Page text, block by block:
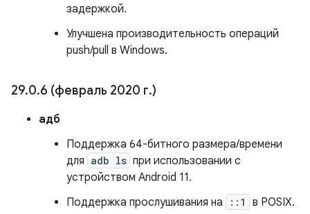
задержкой.
Улучшена производительность операций
push/pull в Windows.
29.0.6 (февраль 2020 г.)
адб
Поддержка 64-битного размера/времени
для adb ls при использовании с
устройством Android 11.
Поддержка прослушивания на
::1 в POSIX.